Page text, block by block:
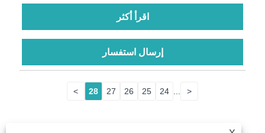
اقرأ أكثر
إرسال استفسار
<
...
24
25
26
27
28
>